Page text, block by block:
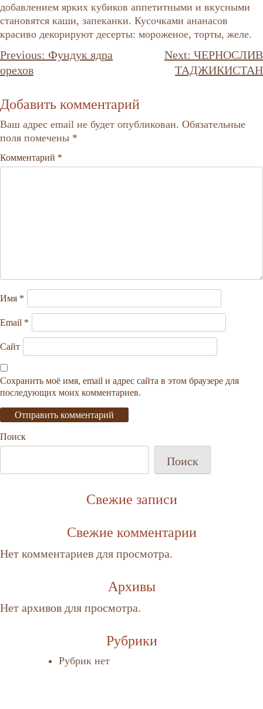
добавлением ярких кубиков аппетитными и вкусными
становятся каши, запеканки. Кусочками ананасов
красиво декорируют десерты: мороженое, торты, желе.
Навигация
по
Previous: Фундук ядра
орехов
Next: ЧЕРНОСЛИВ
ТАДЖИКИСТАН
Добавить комментарий
Ваш адрес email не будет опубликован. Обязательные
поля помечены *
Комментарий *
Имя *
Email *
Сайт
Сохранить моё имя, email и адрес сайта в этом браузере для
последующих моих комментариев.
Поиск
Поиск
Свежие записи
Свежие комментарии
Нет комментариев для просмотра.
Архивы
Нет архивов для просмотра.
Рубрики
Рубрик нет